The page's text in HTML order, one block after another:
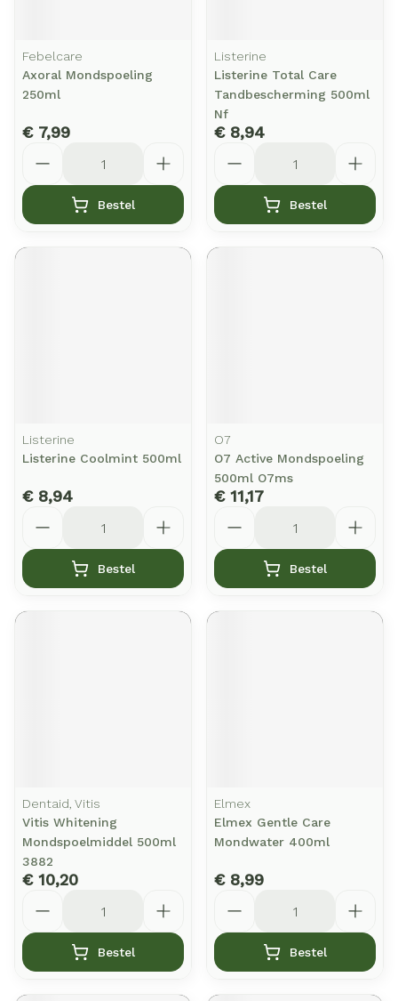
Febelcare
Axoral Mondspoeling
250ml
€ 7,99
Bestel
Listerine
Listerine Total Care
Tandbescherming 500ml
Nf
€ 8,94
Bestel
Listerine
Listerine Coolmint 500ml
€ 8,94
Bestel
O7
O7 Active Mondspoeling
500ml O7ms
€ 11,17
Bestel
Dentaid, Vitis
Vitis Whitening
Mondspoelmiddel 500ml
3882
€ 10,20
Bestel
Elmex
Elmex Gentle Care
Mondwater 400ml
€ 8,99
Bestel